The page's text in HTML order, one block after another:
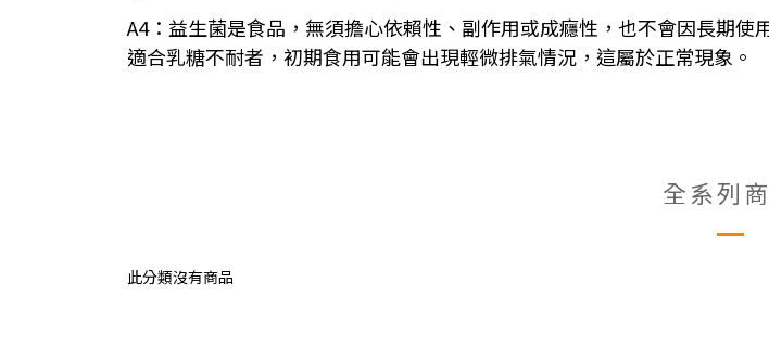
A4：益生菌是食品，無須擔心依賴性、副作用或成癮性，也不會因長期
適合乳糖不耐者，初期食用可能會出現輕微排氣情況，這屬於正常現象。
全系列
此分類沒有商品